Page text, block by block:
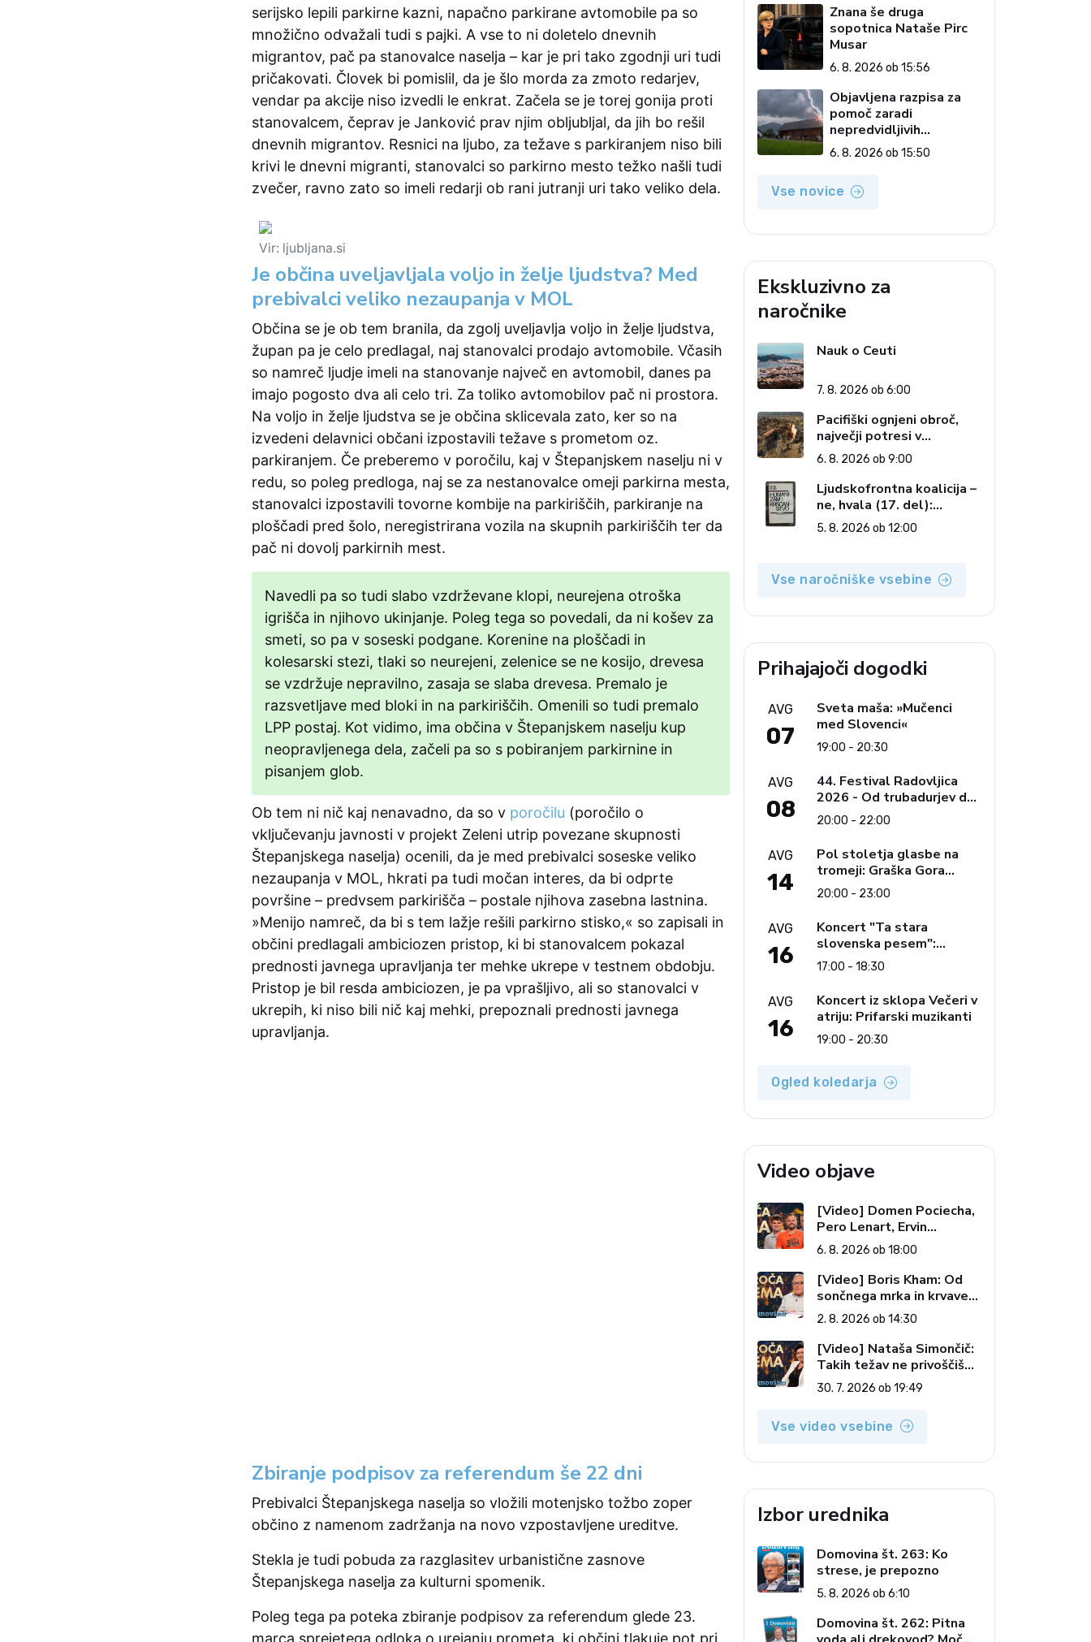
serijsko lepili parkirne kazni, napačno parkirane avtomobile pa so
množično odvažali tudi s pajki. A vse to ni doletelo dnevnih
migrantov, pač pa stanovalce naselja – kar je pri tako zgodnji uri tudi
pričakovati. Človek bi pomislil, da je šlo morda za zmoto redarjev,
vendar pa akcije niso izvedli le enkrat. Začela se je torej gonija proti
stanovalcem, čeprav je Janković prav njim obljubljal, da jih bo rešil
dnevnih migrantov. Resnici na ljubo, za težave s parkiranjem niso bili
krivi le dnevni migranti, stanovalci so parkirno mesto težko našli tudi
zvečer, ravno zato so imeli redarji ob rani jutranji uri tako veliko dela.
Vir: ljubljana.si
Je občina uveljavljala voljo in želje ljudstva? Med
prebivalci veliko nezaupanja v MOL
Občina se je ob tem branila, da zgolj uveljavlja voljo in želje ljudstva,
župan pa je celo predlagal, naj stanovalci prodajo avtomobile. Včasih
so namreč ljudje imeli na stanovanje največ en avtomobil, danes pa
imajo pogosto dva ali celo tri. Za toliko avtomobilov pač ni prostora.
Na voljo in želje ljudstva se je občina sklicevala zato, ker so na
izvedeni delavnici občani izpostavili težave s prometom oz.
parkiranjem. Če preberemo v poročilu, kaj v Štepanjskem naselju ni v
redu, so poleg predloga, naj se za nestanovalce omeji parkirna mesta,
stanovalci izpostavili tovorne kombije na parkiriščih, parkiranje na
ploščadi pred šolo, neregistrirana vozila na skupnih parkiriščih ter da
pač ni dovolj parkirnih mest.
Navedli pa so tudi slabo vzdrževane klopi, neurejena otroška
igrišča in njihovo ukinjanje. Poleg tega so povedali, da ni košev za
smeti, so pa v soseski podgane. Korenine na ploščadi in
kolesarski stezi, tlaki so neurejeni, zelenice se ne kosijo, drevesa
se vzdržuje nepravilno, zasaja se slaba drevesa. Premalo je
razsvetljave med bloki in na parkiriščih. Omenili so tudi premalo
LPP postaj. Kot vidimo, ima občina v Štepanjskem naselju kup
neopravljenega dela, začeli pa so s pobiranjem parkirnine in
pisanjem glob.
Ob tem ni nič kaj nenavadno, da so v poročilu (poročilo o
vključevanju javnosti v projekt Zeleni utrip povezane skupnosti
Štepanjskega naselja) ocenili, da je med prebivalci soseske veliko
nezaupanja v MOL, hkrati pa tudi močan interes, da bi odprte
površine – predvsem parkirišča – postale njihova zasebna lastnina.
»Menijo namreč, da bi s tem lažje rešili parkirno stisko,« so zapisali in
občini predlagali ambiciozen pristop, ki bi stanovalcem pokazal
prednosti javnega upravljanja ter mehke ukrepe v testnem obdobju.
Pristop je bil resda ambiciozen, je pa vprašljivo, ali so stanovalci v
ukrepih, ki niso bili nič kaj mehki, prepoznali prednosti javnega
upravljanja.
Zbiranje podpisov za referendum še 22 dni
Prebivalci Štepanjskega naselja so vložili motenjsko tožbo zoper
občino z namenom zadržanja na novo vzpostavljene ureditve.
Stekla je tudi pobuda za razglasitev urbanistične zasnove
Štepanjskega naselja za kulturni spomenik.
Poleg tega pa poteka zbiranje podpisov za referendum glede 23.
marca sprejetega odloka o urejanju prometa, ki občini tlakuje pot pri
Znana še druga
sopotnica Nataše Pirc
Musar
6. 8. 2026 ob 15:56
Objavljena razpisa za
pomoč zaradi
nepredvidljivih
dogodkov na kmetiji
6. 8. 2026 ob 15:50
Vse novice
Ekskluzivno za
naročnike
Nauk o Ceuti
7. 8. 2026 ob 6:00
Pacifiški ognjeni obroč,
največji potresi v
zgodovini in cena pozabe
6. 8. 2026 ob 9:00
Ljudskofrontna koalicija –
ne, hvala (17. del):
Priprave na sestop z
oblasti – dvorska
delu: Revija 2000 in
revolucionarna izvotlitev
5. 8. 2026 ob 12:00
Vse naročniške vsebine
Prihajajoči dogodki
AVG
07
Sveta maša: »Mučenci
med Slovenci«
19:00 - 20:30
AVG
08
44. Festival Radovljica
2026 - Od trubadurjev do
Brahmsa
20:00 - 22:00
AVG
14
Pol stoletja glasbe na
tromeji: Graška Gora
obeležuje 50. jubilejni
festival narodno-zabavne
glasbe
20:00 - 23:00
AVG
16
Koncert "Ta stara
slovenska pesem":
Ljudski pevci Jezerci
17:00 - 18:30
AVG
16
Koncert iz sklopa Večeri v
atriju: Prifarski muzikanti
19:00 - 20:30
Ogled koledarja
Video objave
[Video] Domen Pociecha,
Pero Lenart, Ervin
Kostanjšek: Šport
specialcev (Vroča tema, 6.
8. 2026)
6. 8. 2026 ob 18:00
[Video] Boris Kham: Od
sončnega mrka in krvave
lune do slovenskih
pečatov v vesolju (Vroča
tema, 2. 8. 2026)
2. 8. 2026 ob 14:30
[Video] Nataša Simončič:
Takih težav ne privoščiš
nikomur (Vroča tema, 30.
7. 2026)
30. 7. 2026 ob 19:49
Vse video vsebine
Izbor urednika
Domovina št. 263: Ko
strese, je prepozno
5. 8. 2026 ob 6:10
Domovina št. 262: Pitna